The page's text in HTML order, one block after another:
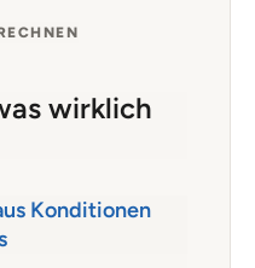
wirklich
Konditionen